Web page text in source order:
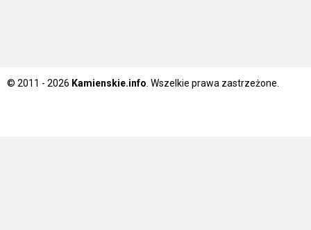
© 2011 - 2026 Kamienskie.info . Wszelkie prawa zastrzeżone.